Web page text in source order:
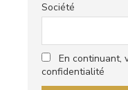
Société
En continuant,
confidentialité